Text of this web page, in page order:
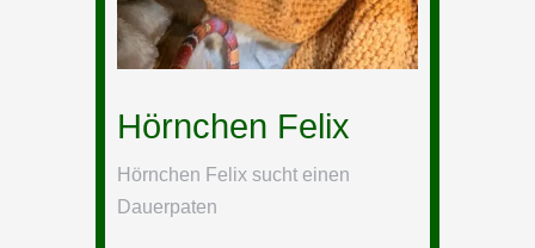
Hörnchen Felix
Hörnchen Felix sucht einen
Dauerpaten